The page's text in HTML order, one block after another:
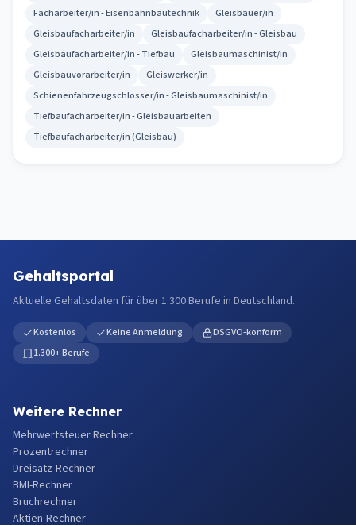
Facharbeiter/in - Eisenbahnbautechnik
Gleisbauer/in
Gleisbaufacharbeiter/in
Gleisbaufacharbeiter/in - Gleisbau
Gleisbaufacharbeiter/in - Tiefbau
Gleisbaumaschinist/in
Gleisbauvorarbeiter/in
Gleiswerker/in
Schienenfahrzeugschlosser/in - Gleisbaumaschinist/in
Tiefbaufacharbeiter/in - Gleisbauarbeiten
Tiefbaufacharbeiter/in (Gleisbau)
Gehaltsportal
Aktuelle Gehaltsdaten für über 1.300 Berufe in Deutschland.
Kostenlos Keine Anmeldung
DSGVO-konform
1.300+ Berufe
Weitere Rechner
Mehrwertsteuer Rechner
Prozentrechner
Dreisatz-Rechner
BMI-Rechner
Bruchrechner
Aktien-Rechner